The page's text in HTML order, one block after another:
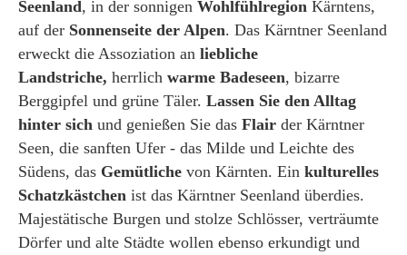
Seenland, in der sonnigen Wohlfühlregion Kärntens,
auf der Sonnenseite der Alpen. Das Kärntner Seenland
erweckt die Assoziation an liebliche
Landstriche, herrlich warme Badeseen, bizarre
Berggipfel und grüne Täler. Lassen Sie den Alltag
hinter sich und genießen Sie das Flair der Kärntner
Seen, die sanften Ufer - das Milde und Leichte des
Südens, das Gemütliche von Kärnten. Ein kulturelles
Schatzkästchen ist das Kärntner Seenland überdies.
Majestätische Burgen und stolze Schlösser, verträumte
Dörfer und alte Städte wollen ebenso erkundigt und